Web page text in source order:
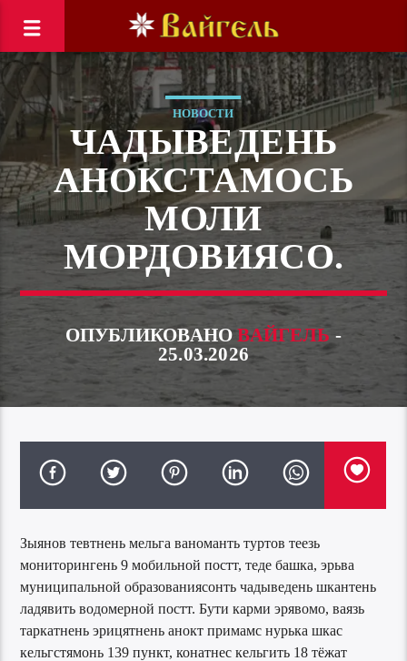
НОВОСТИ
ЧАДЫВЕДЕНЬ
АНОКСТАМОСЬ
МОЛИ
МОРДОВИЯСО.
ОПУБЛИКОВАНОВАЙГЕЛЬ -
25.03.2026
Зыянов тевтнень мельга ваноманть туртов теезь
мониторингень 9 мобильной постт, теде башка, эрьва
муниципальной образованиясонть чадыведень шкантень
ладявить водомерной постт. Бути карми эрявомо, ваязь
таркатнень эрицятнень анокт примамс нурька шкас
кельгстямонь 139 пункт, конатнес кельгить 18 тёжат